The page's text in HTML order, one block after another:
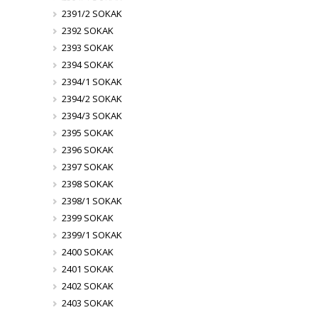
2391/2 SOKAK
2392 SOKAK
2393 SOKAK
2394 SOKAK
2394/1 SOKAK
2394/2 SOKAK
2394/3 SOKAK
2395 SOKAK
2396 SOKAK
2397 SOKAK
2398 SOKAK
2398/1 SOKAK
2399 SOKAK
2399/1 SOKAK
2400 SOKAK
2401 SOKAK
2402 SOKAK
2403 SOKAK